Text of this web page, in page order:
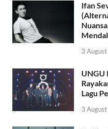
Ifan
3
UNGU
Lagu
3